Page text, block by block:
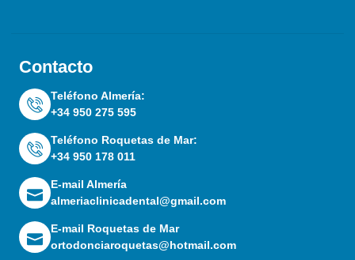
Contacto
Teléfono Almería:
+34 950 275 595
Teléfono Roquetas de Mar:
+34 950 178 011
E-mail Almería
almeriaclinicadental@gmail.com
E-mail Roquetas de Mar
ortodonciaroquetas@hotmail.com